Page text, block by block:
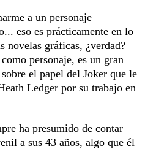
a un personaje
eso es prácticamente en lo
novelas gráficas, ¿verdad?
personaje, es un gran
el papel del Joker que le
Ledger por su trabajo en
ha presumido de contar
a sus 43 años, algo que él